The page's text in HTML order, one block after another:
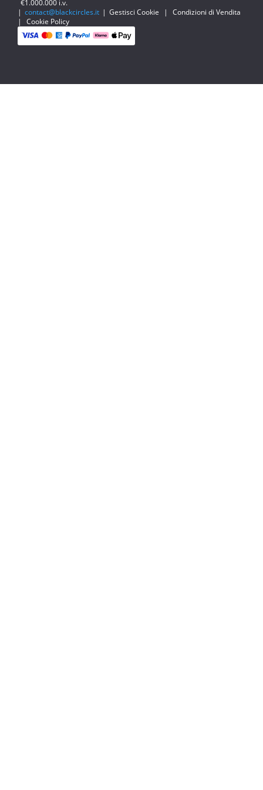
€1.000.000 i.v.
| contact@blackcircles.it | Gestisci Cookie |
Condizioni di Vendita
|
Cookie Policy